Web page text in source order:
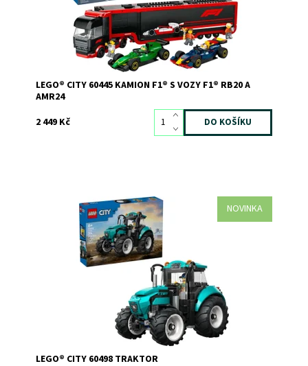
Dostupnost:
Skladem1
12450
LEGO
LEGO® CITY 60445 KAMION F1® S VOZY F1® RB20 A
AMR24
2 449 Kč
NOVINKA
Stavebnice LEGO® City Traktor (60498) pro děti od 6 let
naplno rozproudí dětskou fantazii.
Dostupnost:
Skladem3
12827
LEGO® CITY 60498 TRAKTOR